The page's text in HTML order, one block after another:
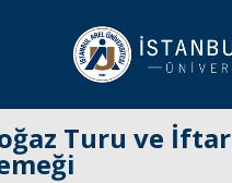
Turu ve İftar